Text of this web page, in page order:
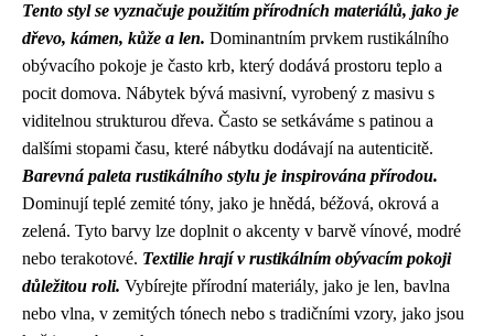
Tento styl se vyznačuje použitím přírodních materiálů, jako je
dřevo, kámen, kůže a len. Dominantním prvkem rustikálního
obývacího pokoje je často krb, který dodává prostoru teplo a
pocit domova. Nábytek bývá masivní, vyrobený z masivu s
viditelnou strukturou dřeva. Často se setkáváme s patinou a
dalšími stopami času, které nábytku dodávají na autenticitě.
Barevná paleta rustikálního stylu je inspirována přírodou.
Dominují teplé zemité tóny, jako je hnědá, béžová, okrová a
zelená. Tyto barvy lze doplnit o akcenty v barvě vínové, modré
nebo terakotové. Textilie hrají v rustikálním obývacím pokoji
důležitou roli. Vybírejte přírodní materiály, jako je len, bavlna
nebo vlna, v zemitých tónech nebo s tradičními vzory, jako jsou